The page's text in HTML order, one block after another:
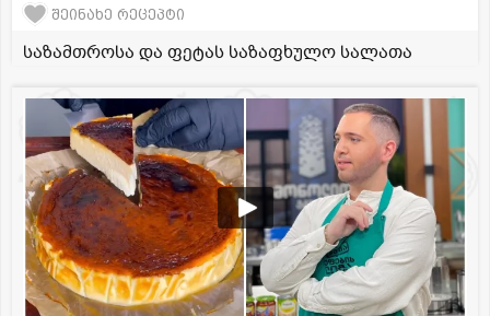
შეინახე რეცეპტი
საზამთროსა და ფეტას საზაფხულო სალათა